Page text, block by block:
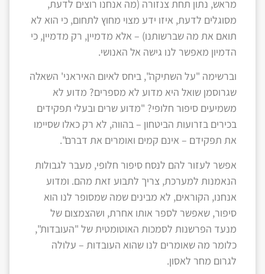
מראש, נתון תחת צנזורה (מה אנחנו רוצים לדעת,
מסוגלים לדעת, איזו ידע מצוי מחוץ לתחום, כי הוא לא
תואם את מה שברשותנו) – אלא מדמיין, רק מדמיין, כי
הדמיון מאפשר לנו גישה אל האנושי.
וברשימה "על השתיקה", ביחס לאיום האיראני' השאלה
שגרוסמן שואל היא מדוע לא מספרים? מדוע לא
משמיעים סיפור חלופי? "מדוע שרים ובעלי תפקידים
בכירים בזרועות הביטחון – בהווה, לא רק כאלו שסיימו
את תפקידם – אינם קמים ואומרים את דברם".
אפשר לעזור להם לנסח סיפור חלופי, מעבר לגבולות
הנאמנות למערכת, צריך לתבוע זאת מהם. ומדוע
אנחנו, הקוראים, לא מבינים שמה שמסופר לנו הוא
סיפור, שאפשר לספר אותו אחרת, ושהצמצום של
מנעד הפרשנות לסמכות האוטומטית של "העובדות",
כלומר מה שאומרים לנו שהוא העובדות – עלולה
לגרום מחר לאסון.